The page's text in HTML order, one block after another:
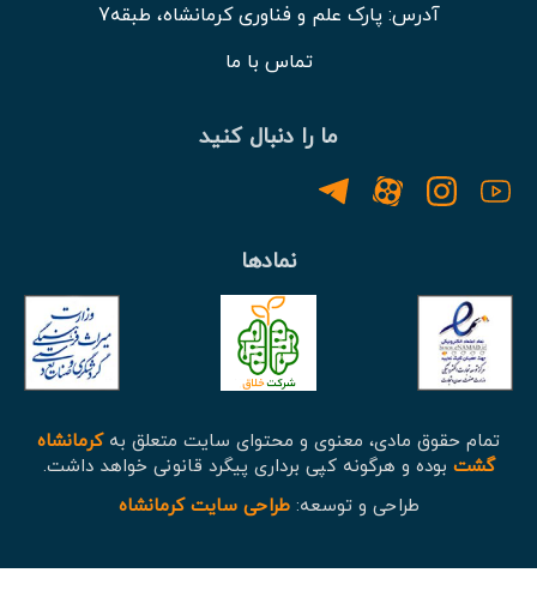
آدرس: پارک علم و فناوری کرمانشاه، طبقه7
تماس با ما
ما را دنبال کنید
نمادها
تمام حقوق مادی، معنوی و محتوای سایت متعلق بهکرمانشاه
گشت بوده و هرگونه کپی برداری پیگرد قانونی خواهد داشت.
طراحی و توسعه:طراحی سایت کرمانشاه